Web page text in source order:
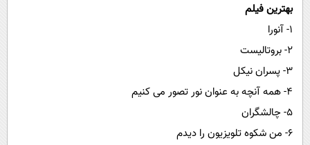
بهترین فیلم
۱- آنورا
۲- بروتالیست
۳- پسران نیکل
۴- همه آنچه به عنوان نور تصور می کنیم
۵- چالشگران
۶- من شکوه تلویزیون را دیدم